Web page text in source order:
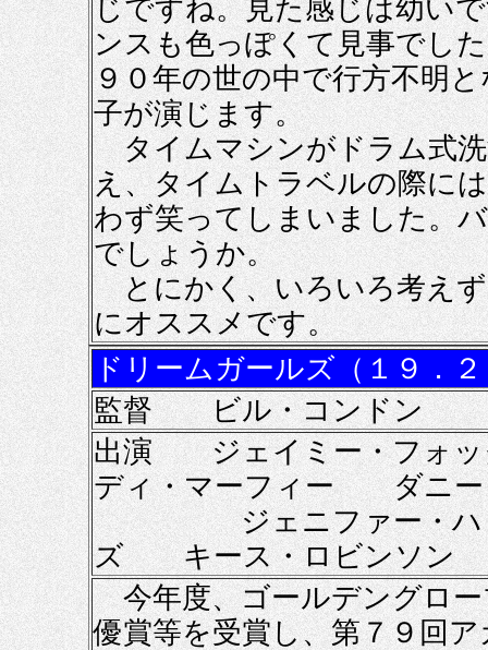
じですね。見た感じは幼い
ンスも色っぽくて見事でし
９０年の世の中で行方不明
子が演じます。
タイムマシンがドラム式洗
え、タイムトラベルの際に
わず笑ってしまいました。
でしょうか。
とにかく、いろいろ考えず
にオススメです。
ドリームガールズ（１９．
監督 ビル・コンドン
出演 ジェイミー・フォ
ディ・マーフィー ダニー
ジェニファー・ハド
ズ キース・ロビンソン
今年度、ゴールデングロー
優賞等を受賞し、第７９回